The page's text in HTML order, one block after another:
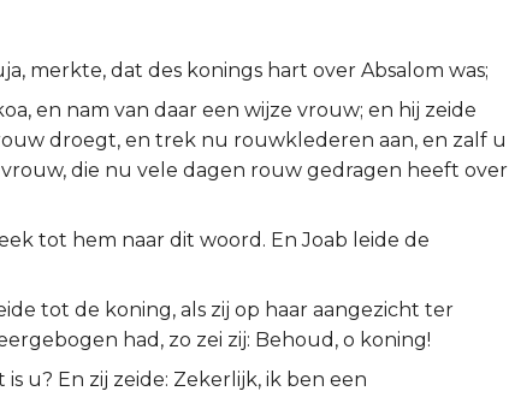
merkte, dat des konings hart over Absalom was;
en nam van daar een wijze vrouw; en hij zeide
droegt, en trek nu rouwklederen aan, en zalf u
die nu vele dagen rouw gedragen heeft over
tot hem naar dit woord. En Joab leide de
tot de koning, als zij op haar aangezicht ter
had, zo zei zij: Behoud, o koning!
u? En zij zeide: Zekerlijk, ik ben een